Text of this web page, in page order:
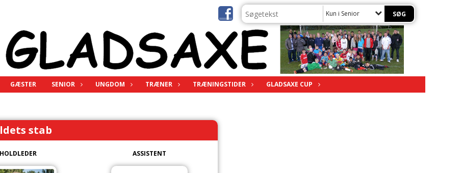
Kun i Senior
GÆSTER SENIOR UNGDOM TRÆNER TRÆNINGSTIDER GLADSAXE CUP
stab
HOLDLEDER ASSISTENT